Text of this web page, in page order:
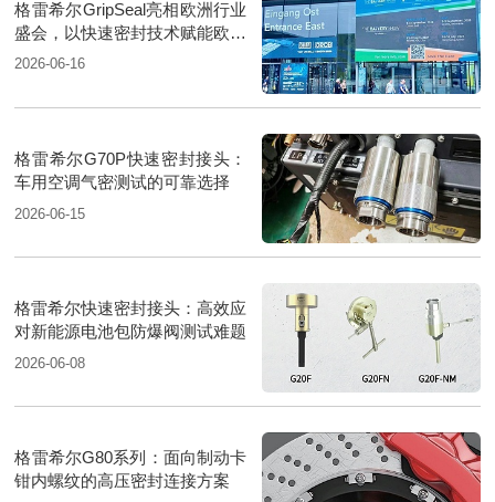
格雷希尔GripSeal亮相欧洲行业
盛会，以快速密封技术赋能欧洲
新能源产业链
2026-06-16
格雷希尔G70P快速密封接头：
车用空调气密测试的可靠选择
2026-06-15
格雷希尔快速密封接头：高效应
对新能源电池包防爆阀测试难题
2026-06-08
格雷希尔G80系列：面向制动卡
钳内螺纹的高压密封连接方案